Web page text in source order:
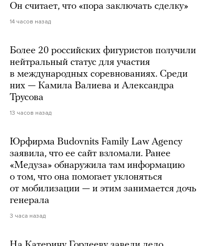
Он считает, что «пора заключать сделку»
14 часов назад
Более 20 российских фигуристов получили
нейтральный статус для участия
в международных соревнованиях. Среди
них — Камила Валиева и Александра
Трусова
13 часов назад
Юрфирма Budovnits Family Law Agency
заявила, что ее сайт взломали. Ранее
«Медуза» обнаружила там информацию
о том, что она помогает уклоняться
от мобилизации — и этим занимается дочь
генерала
3 часа назад